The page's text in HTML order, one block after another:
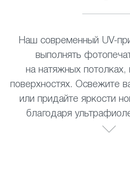
Наш современный UV-
выполнять
на натяжных потолках,
поверхностях. Освежите
или придайте яркости
благодаря